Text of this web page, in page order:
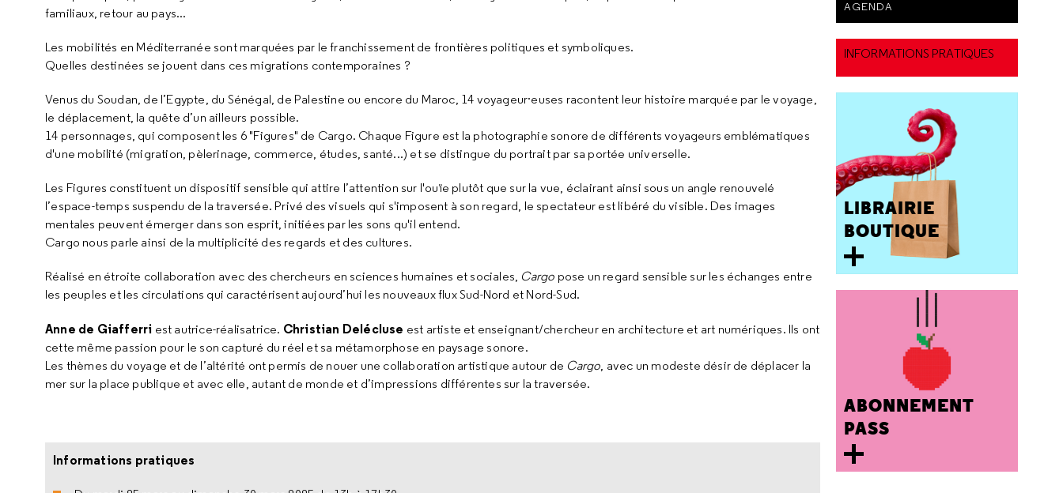
familiaux, retour au pays...
Les mobilités en Méditerranée sont marquées par le franchissement de frontières politiques et symboliques.
Quelles destinées se jouent dans ces migrations contemporaines ?
Venus du Soudan, de l’Egypte, du Sénégal, de Palestine ou encore du Maroc, 14 voyageur·euses racontent leur histoire marquée par le voyage,
le déplacement, la quête d’un ailleurs possible.
14 personnages, qui composent les 6 "Figures" de Cargo. Chaque Figure est la photographie sonore de différents voyageurs emblématiques
d'une mobilité (migration, pèlerinage, commerce, études, santé...) et se distingue du portrait par sa portée universelle.
Les Figures constituent un dispositif sensible qui attire l’attention sur l'ouïe plutôt que sur la vue, éclairant ainsi sous un angle renouvelé
l’espace-temps suspendu de la traversée. Privé des visuels qui s'imposent à son regard, le spectateur est libéré du visible. Des images
mentales peuvent émerger dans son esprit, initiées par les sons qu'il entend.
Cargo nous parle ainsi de la multiplicité des regards et des cultures.
Réalisé en étroite collaboration avec des chercheurs en sciences humaines et sociales, Cargo pose un regard sensible sur les échanges entre
les peuples et les circulations qui caractérisent aujourd’hui les nouveaux flux Sud-Nord et Nord-Sud.
Anne de Giafferri est autrice-réalisatrice. Christian Delécluse est artiste et enseignant/chercheur en architecture et art numériques. Ils ont
cette même passion pour le son capturé du réel et sa métamorphose en paysage sonore.
Les thèmes du voyage et de l’altérité ont permis de nouer une collaboration artistique autour de Cargo, avec un modeste désir de déplacer la
mer sur la place publique et avec elle, autant de monde et d’impressions différentes sur la traversée.
Informations pratiques
AGENDA
INFORMATIONS PRATIQUES
LIBRAIRIE
BOUTIQUE
ABONNEMENT
PASS